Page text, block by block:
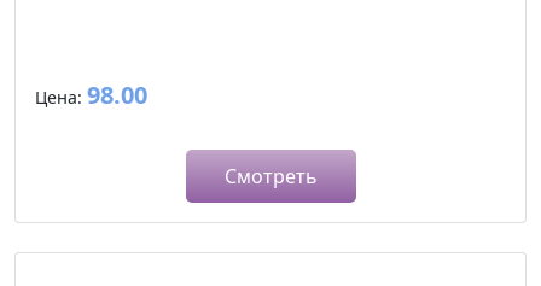
Цена: 98.00
Смотреть